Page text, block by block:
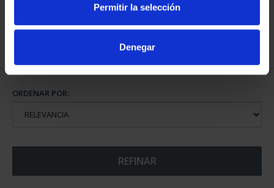
Permitir la selección
Denegar
ORDENAR POR:
REFINAR